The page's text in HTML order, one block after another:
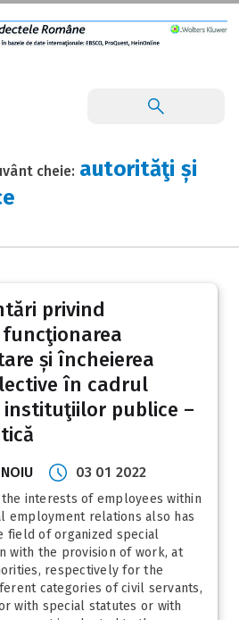
cheie: autorităţi și
privind
și încheierea
în cadrul
publice –
03 01 2022
interests of employees within
employment relations also has
field of organized special
with the provision of work, at
respectively for the
categories of civil servants,
with special statutes or with